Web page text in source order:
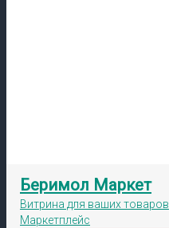
Беримол Маркет
Витрина для ваших товаров
Маркетплейс